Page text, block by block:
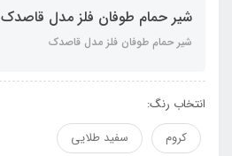
شیر حمام طوفان فلز مدل قاصدک
شیر حمام طوفان فلز مدل قاصدک
انتخاب رنگ:
کروم
سفید طلایی